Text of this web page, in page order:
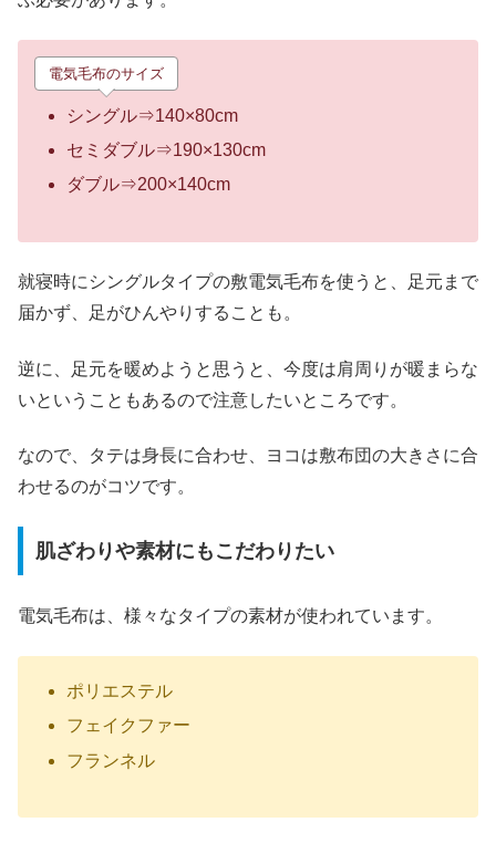
電気毛布のサイズ
シングル⇒140×80cm
セミダブル⇒190×130cm
ダブル⇒200×140cm
就寝時にシングルタイプの敷電気毛布を使うと、足元まで
届かず、足がひんやりすることも。
逆に、足元を暖めようと思うと、今度は肩周りが暖まらな
いということもあるので注意したいところです。
なので、タテは身長に合わせ、ヨコは敷布団の大きさに合
わせるのがコツです。
肌ざわりや素材にもこだわりたい
電気毛布は、様々なタイプの素材が使われています。
ポリエステル
フェイクファー
フランネル